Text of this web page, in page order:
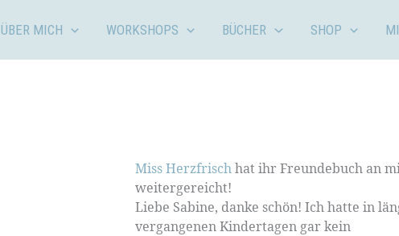
ÜBER MICH WORKSHOPS BÜCHER SHOP
Miss Herzfrischhat ihr Freundebuch an
weitergereicht!
Liebe Sabine, danke schön! Ich hatte in
vergangenen Kindertagen gar kein